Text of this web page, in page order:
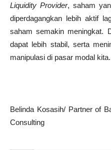
Liquidity Provider, saham
diperdagangkan lebih aktif
saham semakin meningkat.
dapat lebih stabil, serta
manipulasi di pasar modal kita.
Belinda Kosasih/ Partner of
Consulting